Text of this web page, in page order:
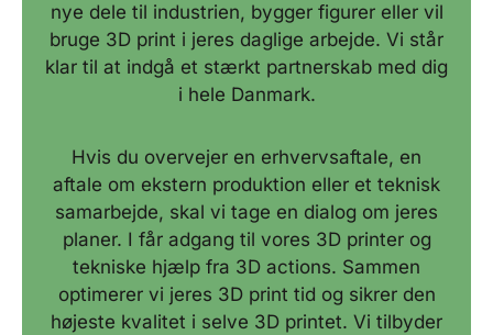
nye dele til industrien, bygger figurer eller vil
bruge 3D print i jeres daglige arbejde. Vi står
klar til at indgå et stærkt partnerskab med dig
i hele Danmark.
Hvis du overvejer en erhvervsaftale, en
aftale om ekstern produktion eller et teknisk
samarbejde, skal vi tage en dialog om jeres
planer. I får adgang til vores 3D printer og
tekniske hjælp fra 3D actions. Sammen
optimerer vi jeres 3D print tid og sikrer den
højeste kvalitet i selve 3D printet. Vi tilbyder